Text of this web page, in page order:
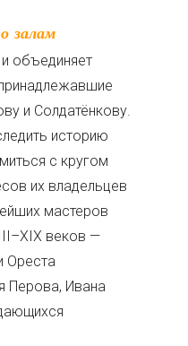
объединяет
и Солдатёнкову.
историю
с кругом
их владельцев
мастеров
веков —
Ореста
Перова, Ивана